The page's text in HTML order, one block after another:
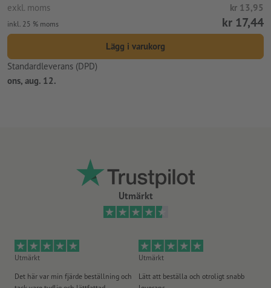
exkl. moms kr 13,95
inkl. 25 % moms kr 17,44
Lägg i varukorg
Standardleverans (DPD)
ons, aug. 12.
Utmärkt
Utmärkt
Det här var min fjärde beställning och
Utmärkt
Lätt att beställa och otroligt snabb